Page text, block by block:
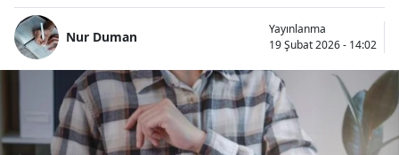
Nur Duman
Yayınlanma
19 Şubat 2026 - 14:02